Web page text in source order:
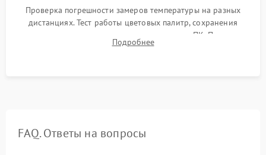
Проверка погрешности замеров температуры на разных
дистанциях. Тест работы цветовых палитр, сохранения
термограмм в память и передачи данных на ПК. Проверка
автономности работы и итоговый контроль качества.
Подробнее
FAQ. Ответы на вопросы